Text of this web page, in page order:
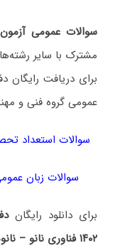
سوالات عمومی
مشترک با سایر
برای دریافت رایگان
عمومی گروه فنی و
سوالات استعداد
سوالات زبان
برای دانلود رایگان
۱۴۰۲ فناوری نانو – نانومواد